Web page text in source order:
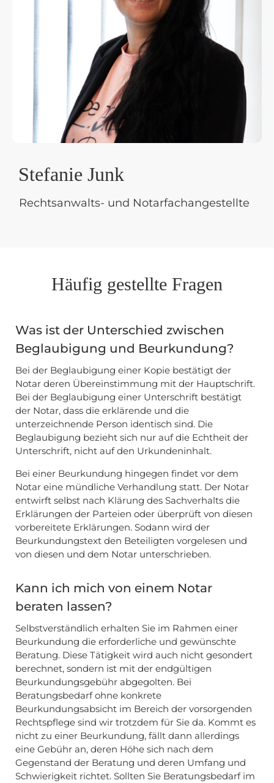
Stefanie Junk
Rechtsanwalts- und Notarfachangestellte
Häufig gestellte Fragen
Was ist der Unterschied zwischen
Beglaubigung und Beurkundung?
Bei der Beglaubigung einer Kopie bestätigt der
Notar deren Übereinstimmung mit der Hauptschrift.
Bei der Beglaubigung einer Unterschrift bestätigt
der Notar, dass die erklärende und die
unterzeichnende Person identisch sind. Die
Beglaubigung bezieht sich nur auf die Echtheit der
Unterschrift, nicht auf den Urkundeninhalt.
Bei einer Beurkundung hingegen findet vor dem
Notar eine mündliche Verhandlung statt. Der Notar
entwirft selbst nach Klärung des Sachverhalts die
Erklärungen der Parteien oder überprüft von diesen
vorbereitete Erklärungen. Sodann wird der
Beurkundungstext den Beteiligten vorgelesen und
von diesen und dem Notar unterschrieben.
Kann ich mich von einem Notar
beraten lassen?
Selbstverständlich erhalten Sie im Rahmen einer
Beurkundung die erforderliche und gewünschte
Beratung. Diese Tätigkeit wird auch nicht gesondert
berechnet, sondern ist mit der endgültigen
Beurkundungsgebühr abgegolten. Bei
Beratungsbedarf ohne konkrete
Beurkundungsabsicht im Bereich der vorsorgenden
Rechtspflege sind wir trotzdem für Sie da. Kommt es
nicht zu einer Beurkundung, fällt dann allerdings
eine Gebühr an, deren Höhe sich nach dem
Gegenstand der Beratung und deren Umfang und
Schwierigkeit richtet. Sollten Sie Beratungsbedarf im